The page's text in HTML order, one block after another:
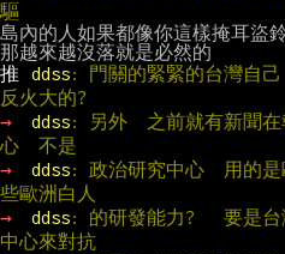
驅
島內的人如果都像你這樣掩耳盜
推
ddss: 門關的緊緊的台灣自
反火大的?
→
ddss: 另外  之前就有新聞在
心  不是
→
ddss: 政治研究中心  用的
些歐洲白人
→
ddss: 的研發能力?   要是台
中心來對抗